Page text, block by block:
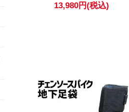
13,980円(税込)